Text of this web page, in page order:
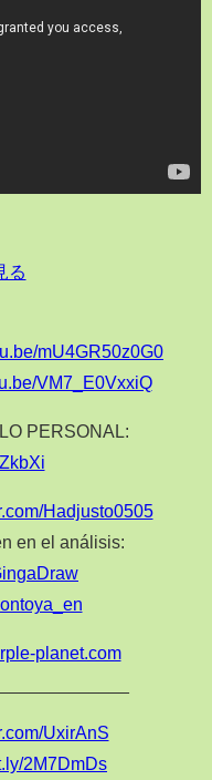
る
mU4GR50z0G0
VM7_E0VxxiQ
PERSONAL:
Hadjusto0505
en el análisis:
planet.com
UxirAnS
2M7DmDs